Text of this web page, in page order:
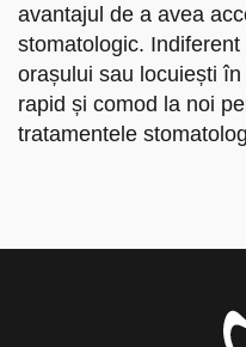
avantajul de a avea
stomatologic.
orașului sau locuiești
rapid și comod la noi
tratamentele